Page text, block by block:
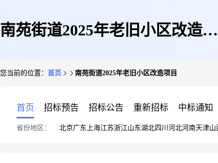
南苑街道2025年老旧小区改造项
您当前的位置： 首页 南苑街道2025年老旧小区改造项目
首页 招标预告 招标公告 重新招标 中标通知
省份地区： 北京广东 上海江苏浙江山东湖北四川 河北河南天津山